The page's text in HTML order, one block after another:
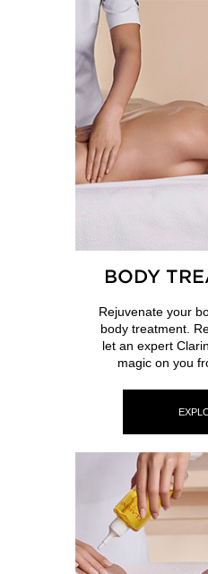
BODY
Rejuvenate your
body treatment.
let an expert
magic on you